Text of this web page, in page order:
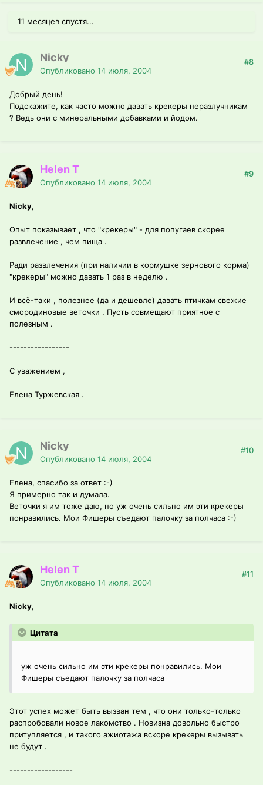
11 месяцев спустя...
Nicky
Опубликовано 14 июля, 2004
#8
Добрый день!
Подскажите, как часто можно давать крекеры неразлучникам
? Ведь они с минеральными добавками и йодом.
Helen T
Опубликовано 14 июля, 2004
#9
Nicky,
Опыт показывает , что "крекеры" - для попугаев скорее
развлечение , чем пища .
Ради развлечения (при наличии в кормушке зернового корма)
"крекеры" можно давать 1 раз в неделю .
И всё-таки , полезнее (да и дешевле) давать птичкам свежие
смородиновые веточки . Пусть совмещают приятное с
полезным .
-----------------
С уважением ,
Елена Туржевская .
Nicky
Опубликовано 14 июля, 2004
#10
Елена, спасибо за ответ :-)
Я примерно так и думала.
Веточки я им тоже даю, но уж очень сильно им эти крекеры
понравились. Мои Фишеры съедают палочку за полчаса :-)
Helen T
Опубликовано 14 июля, 2004
#11
Nicky,
Цитата
уж очень сильно им эти крекеры понравились. Мои
Фишеры съедают палочку за полчаса
Этот успех может быть вызван тем , что они только-только
распробовали новое лакомство . Новизна довольно быстро
притупляется , и такого ажиотажа вскоре крекеры вызывать
не будут .
------------------